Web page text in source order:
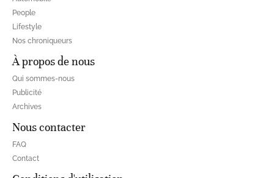
People
Lifestyle
Nos chroniqueurs
À propos de nous
Qui sommes-nous
Publicité
Archives
Nous contacter
FAQ
Contact